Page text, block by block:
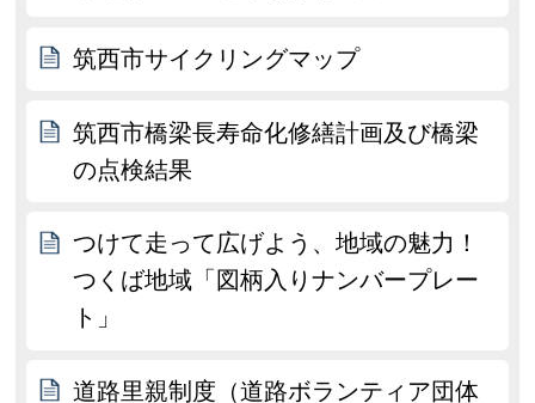
筑西市サイクリングマップ
筑西市橋梁長寿命化修繕計画及び橋梁
の点検結果
つけて走って広げよう、地域の魅力！
つくば地域「図柄入りナンバープレー
ト」
道路里親制度（道路ボランティア団体